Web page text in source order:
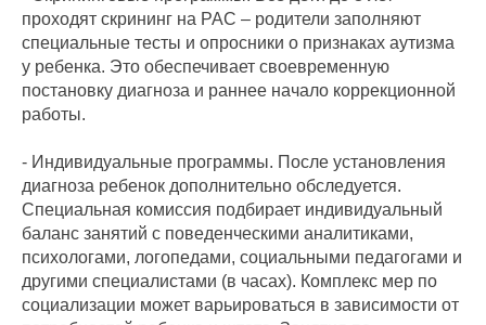
проходят скрининг на РАС – родители заполняют
специальные тесты и опросники о признаках аутизма
у ребенка. Это обеспечивает своевременную
постановку диагноза и раннее начало коррекционной
работы.
- Индивидуальные программы. После установления
диагноза ребенок дополнительно обследуется.
Специальная комиссия подбирает индивидуальный
баланс занятий с поведенческими аналитиками,
психологами, логопедами, социальными педагогами и
другими специалистами (в часах). Комплекс мер по
социализации может варьироваться в зависимости от